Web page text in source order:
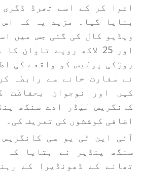
اغوا کر کے اسے تھرڈ
بنایا گیا۔ مزید یہ کہ
ویڈیو کال کی گئی جس میں
اور 25 لاکھ روپے
روڑکی پولیس کو واقعے کی
نے سفارت خانے سے رابطہ
کیں اور نوجوان بحفاظت
کانگریس لیڈر ادے سنگھ
اضافی کوششوں کی تعریف کی۔
آئی این ٹی یو سی
سنگھ پنڈیر نے بتایا کہ
تھانے کے ڈھونڈیرا کے